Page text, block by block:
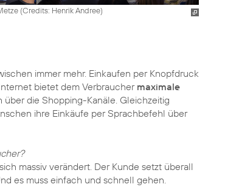
(Credits: Henrik Andree)
immer mehr. Einkaufen per Knopfdruck
bietet dem Verbrauchermaximale
die Shopping-Kanäle. Gleichzeitig
ihre Einkäufe per Sprachbefehl über
massiv verändert. Der Kunde setzt überall
es muss einfach und schnell gehen.